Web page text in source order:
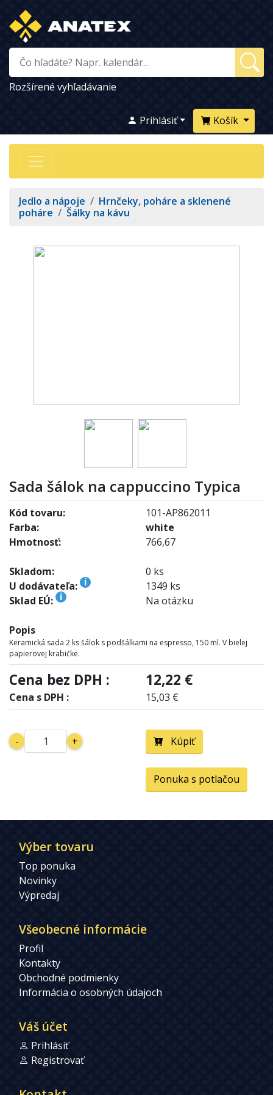
Rozšírené vyhľadávanie
Košík
Prihlásiť
Jedlo a nápoje / Hrnčeky, poháre a sklenené
poháre / Šálky na kávu
Sada šálok na cappuccino Typica
Kód tovaru:
101-AP862011
Farba:
white
Hmotnosť:
766,67
Skladom:
0 ks
U dodávateľa:
i
1349 ks
Sklad EÚ:
i Na otázku
Popis
Keramická sada 2 ks šálok s podšálkami na espresso, 150 ml. V bielej
papierovej krabičke.
Cena bez DPH : 12,22 €
Cena s DPH : 15,03 €
- + Kúpiť
Ponuka s potlačou
Výber tovaru
Top ponuka
Novinky
Výpredaj
Všeobecné informácie
Profil
Kontakty
Obchodné podmienky
Informácia o osobných údajoch
Váš účet
Prihlásiť
Registrovať